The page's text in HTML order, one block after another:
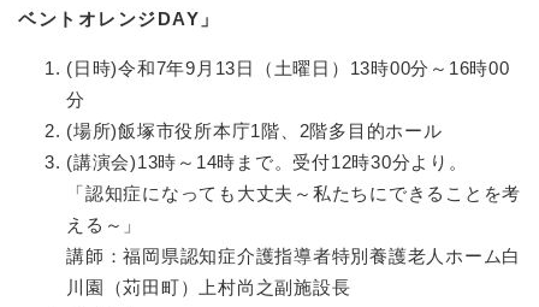
ベントオレンジDAY」
(日時)令和7年9月13日（土曜日）13時00分～16時00
分
(場所)飯塚市役所本庁1階、2階多目的ホール
(講演会)13時～14時まで。受付12時30分より。
「認知症になっても大丈夫～私たちにできることを考
える～」
講師：福岡県認知症介護指導者特別養護老人ホーム白
川園（苅田町）上村尚之副施設長